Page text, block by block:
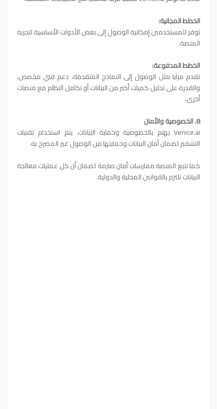
الخطط المجانية:
توفر للمستخدمين إمكانية الوصول إلى بعض الأدوات الأساسية لتجربة
المنصة.
الخطط المدفوعة:
تقدم مزايا مثل الوصول إلى النماذج المتقدمة، دعم فني مخصص،
والقدرة على تحليل كميات أكبر من البيانات أو تكامل النظام مع منصات
أخرى.
8. الخصوصية والأمان
Venice.ai يهتم بالخصوصية وحماية البيانات. يتم استخدام تقنيات
التشفير لضمان أمان البيانات وحمايتها من الوصول غير المصرح به.
كما تتبع المنصة ممارسات أمان صارمة لضمان أن كل عمليات معالجة
البيانات تلتزم بالقوانين المحلية والدولية.